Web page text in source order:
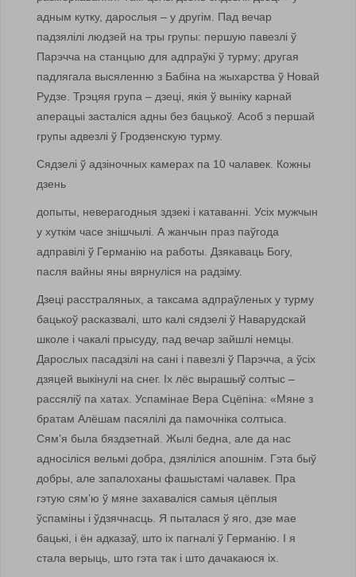
адным кутку, дарослыя – у другім. Пад вечар
падзялілі людзей на тры групы: першую павезлі ў
Парэчча на станцыю для адпраўкі ў турму; другая
падлягала высяленню з Бабіна на жыхарства ў Новай
Рудзе. Трэцяя група – дзеці, якія ў выніку карнай
аперацыі засталіся адны без бацькоў. Асоб з першай
групы адвезлі ў Гродзенскую турму.
Сядзелі ў адзіночных камерах па 10 чалавек. Кожны
дзень
допыты, неверагодныя здзекі і катаванні. Усіх мужчын
у хуткім часе знішчылі. А жанчын праз паўгода
адправілі ў Германію на работы. Дзякаваць Богу,
пасля вайны яны вярнуліся на радзіму.
Дзеці расстраляных, а таксама адпраўленых у турму
бацькоў расказвалі, што калі сядзелі ў Наварудскай
школе і чакалі прысуду, пад вечар зайшлі немцы.
Дарослых пасадзілі на сані і павезлі ў Парэчча, а ўсіх
дзяцей выкінулі на снег. Іх лёс вырашыў солтыс –
рассяліў па хатах. Успамінае Вера Сцёпіна: «Мяне з
братам Алёшам пасялілі да памочніка солтыса.
Сям’я была бяздзетнай. Жылі бедна, але да нас
адносіліся вельмі добра, дзяліліся апошнім. Гэта быў
добры, але запалоханы фашыстамі чалавек. Пра
гэтую сям’ю ў мяне захаваліся самыя цёплыя
ўспаміны і ўдзячнасць. Я пыталася ў яго, дзе мае
бацькі, і ён адказаў, што іх пагналі ў Германію. І я
стала верыць, што гэта так і што дачакаюся іх.